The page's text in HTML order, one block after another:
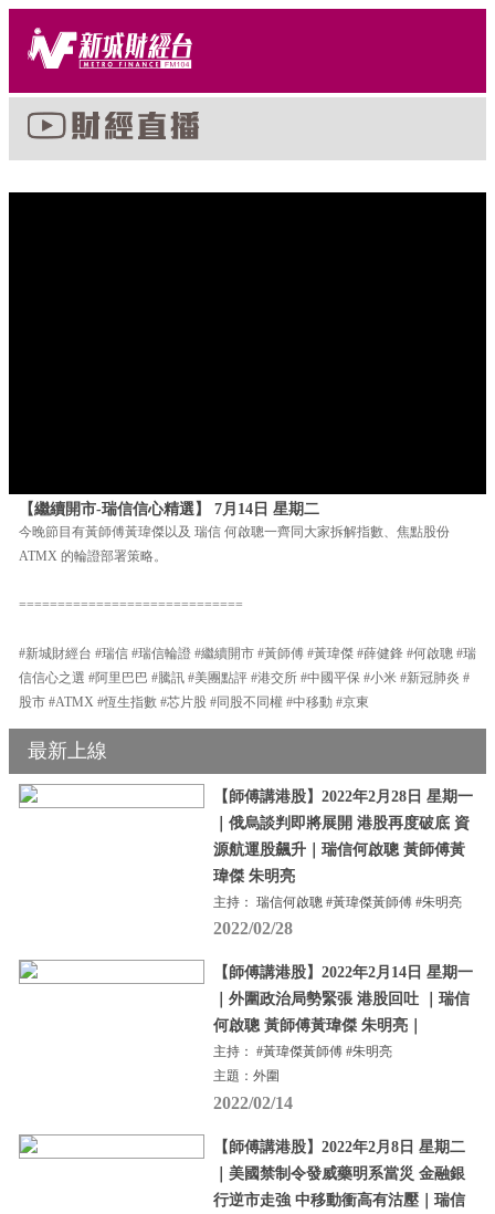
【繼續開市-瑞信信心精選】 7月14日 星期二
今晚節目有黃師傅黃瑋傑以及 瑞信 何啟聰一齊同大家拆解指數、焦點股份
ATMX 的輪證部署策略。
=============================
#新城財經台 #瑞信 #瑞信輪證 #繼續開市 #黃師傅 #黃瑋傑 #薛健鋒 #何啟聰 #瑞
信信心之選 #阿里巴巴 #騰訊 #美團點評 #港交所 #中國平保 #小米 #新冠肺炎 #
股市 #ATMX #恆生指數 #芯片股 #同股不同權 #中移動 #京東
最新上線
【師傅講港股】2022年2月28日 星期一
｜俄烏談判即將展開 港股再度破底 資
源航運股飆升｜瑞信何啟聰 黃師傅黃
瑋傑 朱明亮
主持： 瑞信何啟聰 #黃瑋傑黃師傅 #朱明亮
2022/02/28
【師傅講港股】2022年2月14日 星期一
｜外圍政治局勢緊張 港股回吐 ｜瑞信
何啟聰 黃師傅黃瑋傑 朱明亮｜
主持： #黃瑋傑黃師傅 #朱明亮
主題：外圍
2022/02/14
【師傅講港股】2022年2月8日 星期二
｜美國禁制令發威藥明系當災 金融銀
行逆市走強 中移動衝高有沽壓｜瑞信